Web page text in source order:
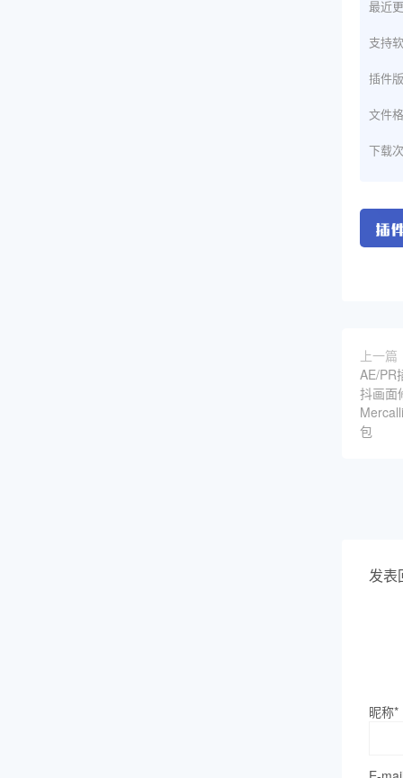
最近
支持
插件
文件
下载
上一篇
AE/PR
抖画面
包
发表
昵称*